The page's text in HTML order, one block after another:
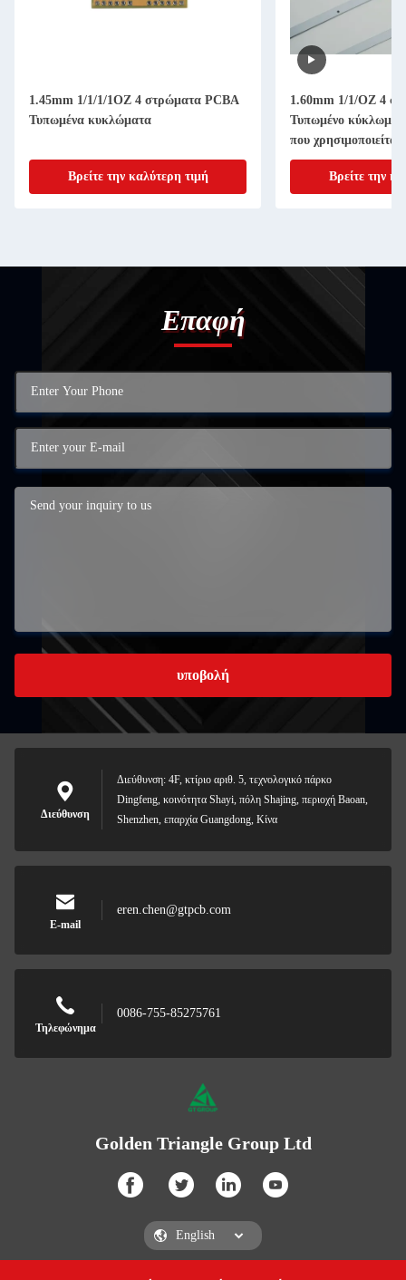
1.45mm 1/1/1/1OZ 4 στρώματα PCBA
Τυπωμένα κυκλώματα
Βρείτε την καλύτερη τιμή
1.60mm 1/1/OZ 4
Τυπωμένο κύκλωμα
που
Βρείτε την
Επαφή
υποβολή
Διεύθυνση
Διεύθυνση: 4F, κτίριο αριθ. 5, τεχνολογικό πάρκο
Dingfeng, κοινότητα Shayi, πόλη Shajing, περιοχή Baoan,
Shenzhen, επαρχία Guangdong, Κίνα
E-mail
eren.chen@gtpcb.com
Τηλεφώνημα
0086-755-85275761
Golden Triangle Group Ltd